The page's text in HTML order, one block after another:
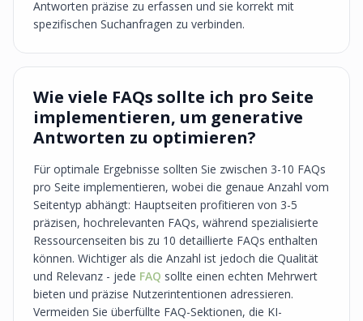
Antworten präzise zu erfassen und sie korrekt mit
spezifischen Suchanfragen zu verbinden.
Wie viele FAQs sollte ich pro Seite
implementieren, um generative
Antworten zu optimieren?
Für optimale Ergebnisse sollten Sie zwischen 3-10 FAQs
pro Seite implementieren, wobei die genaue Anzahl vom
Seitentyp abhängt: Hauptseiten profitieren von 3-5
präzisen, hochrelevanten FAQs, während spezialisierte
Ressourcenseiten bis zu 10 detaillierte FAQs enthalten
können. Wichtiger als die Anzahl ist jedoch die Qualität
und Relevanz - jede FAQ sollte einen echten Mehrwert
bieten und präzise Nutzerintentionen adressieren.
Vermeiden Sie überfüllte FAQ-Sektionen, die KI-